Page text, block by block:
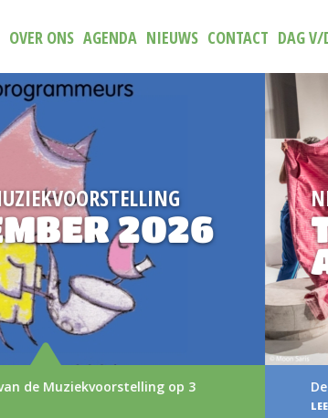
OVER ONS AGENDA NIEUWS CONTACT DAG
NIEUW
TRAILER
AAN
De nieuwe trailer van (N)iets aan